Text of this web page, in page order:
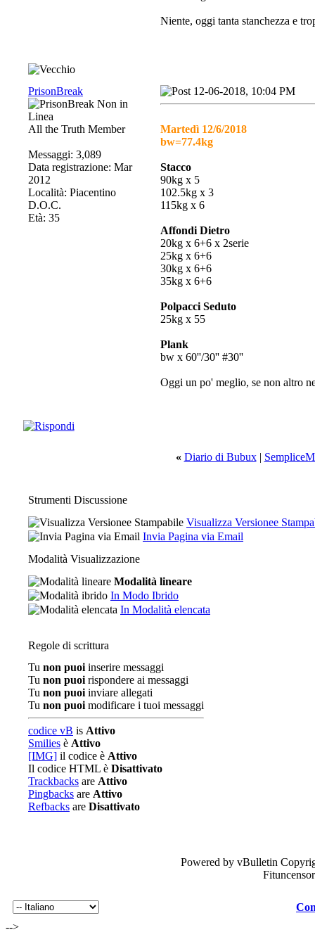
Niente, oggi tanta stanchezza e
PrisonBreak
All the Truth Member
Messaggi: 3,089
Data registrazione: Mar
2012
Località: Piacentino
D.O.C.
Età: 35
12-06-2018, 10:04 PM
Martedì 12/6/2018
bw=77.4kg
Stacco
90kg x 5
102.5kg x 3
115kg x 6
Affondi Dietro
20kg x 6+6 x 2serie
25kg x 6+6
30kg x 6+6
35kg x 6+6
Polpacci Seduto
25kg x 55
Plank
bw x 60''/30'' #30''
Oggi un po' meglio, se non altro
« Diario di Bubux|
Strumenti Discussione
Visualizza Versionee
Invia Pagina via Email
Modalità Visualizzazione
Modalità lineare
In Modo Ibrido
In Modalità elencata
Regole di scrittura
Tu non puoi inserire messaggi
Tu non puoi rispondere ai messaggi
Tu non puoi inviare allegati
Tu non puoi modificare i tuoi messaggi
codice vB is Attivo
Smilies è Attivo
[IMG] il codice è Attivo
Il codice HTML è Disattivato
Trackbacks are Attivo
Pingbacks are Attivo
Refbacks are Disattivato
Powered by vBulletin
-->